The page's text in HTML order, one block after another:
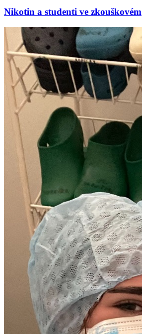
Nikotin a studenti ve zkouškovém